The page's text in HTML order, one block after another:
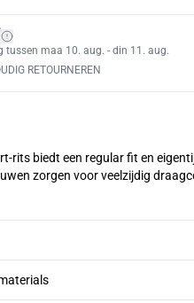
tussen maa 10. aug. - din 11. aug.
RETOURNEREN
rits biedt een regular fit en
zorgen voor veelzijdig